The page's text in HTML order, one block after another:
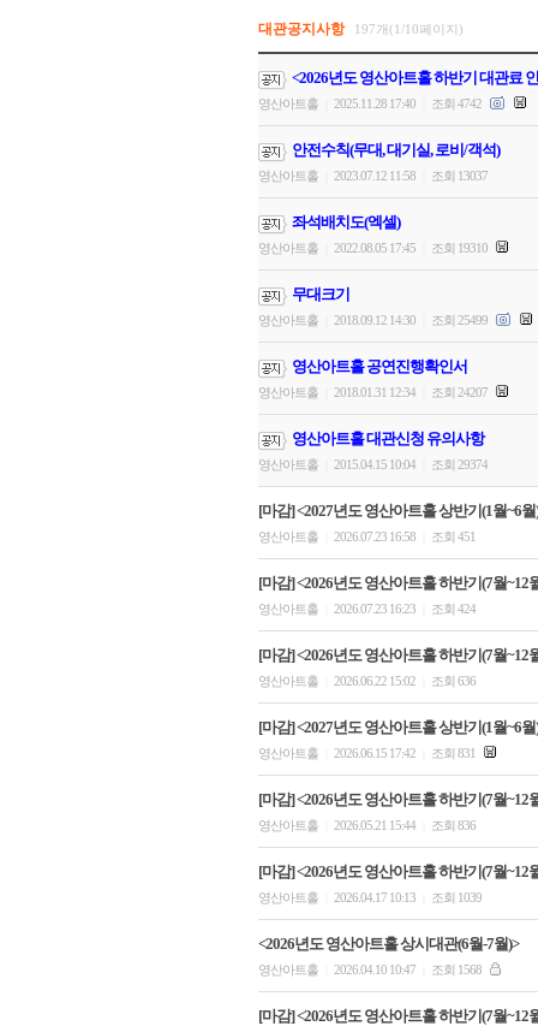
대관공지사항 197개(1/10페이지)
<2026년도 영산아트홀 하반기 대관료
영산아트홀 2025.11.28 17:40 조회 4742
안전수칙(무대, 대기실, 로비/객석)
영산아트홀 2023.07.12 11:58 조회 13037
좌석배치도(엑셀)
영산아트홀 2022.08.05 17:45 조회 19310
무대크기
영산아트홀 2018.09.12 14:30 조회 25499
영산아트홀 공연진행확인서
영산아트홀 2018.01.31 12:34 조회 24207
영산아트홀 대관신청 유의사항
영산아트홀 2015.04.15 10:04 조회 29374
[마감] <2027년도 영산아트홀 상반기(1월~6월
영산아트홀 2026.07.23 16:58 조회 451
[마감] <2026년도 영산아트홀 하반기(7월~12
영산아트홀 2026.07.23 16:23 조회 424
[마감] <2026년도 영산아트홀 하반기(7월~12
영산아트홀 2026.06.22 15:02 조회 636
[마감] <2027년도 영산아트홀 상반기(1월~6
영산아트홀 2026.06.15 17:42 조회 831
[마감] <2026년도 영산아트홀 하반기(7월~12
영산아트홀 2026.05.21 15:44 조회 836
[마감] <2026년도 영산아트홀 하반기(7월~12
영산아트홀 2026.04.17 10:13 조회 1039
<2026년도 영산아트홀 상시대관(6월-7월)>
영산아트홀 2026.04.10 10:47 조회 1568
[마감] <2026년도 영산아트홀 하반기(7월~12